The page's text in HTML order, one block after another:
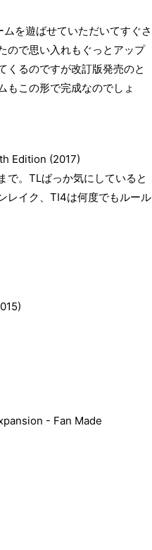
を遊ばせていただいてすぐさ
ので思い入れもぐっとアップ
くるのですが改訂版発売のと
もこの形で完成なのでしょ
Edition (2017)
で。TLばっか気にしていると
レイク、TI4は何度でもルール
- Fan Made